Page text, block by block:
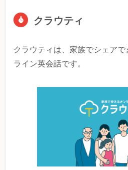
クラウティ
クラウティは、家族でシェア
ライン英会話です。